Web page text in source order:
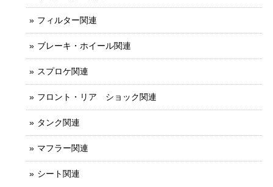
フィルター関連
ブレーキ・ホイール関連
スプロケ関連
フロント・リア ショック関連
タンク関連
マフラー関連
シート関連